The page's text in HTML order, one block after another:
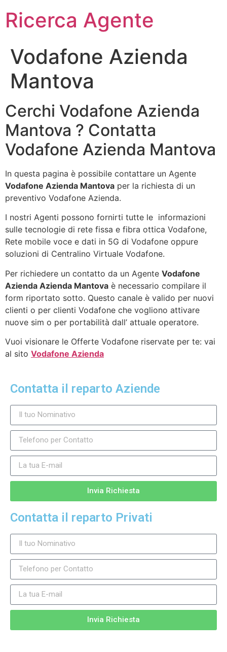
Ricerca Agente
Vodafone Azienda
Mantova
Cerchi Vodafone Azienda
Mantova ? Contatta
Vodafone Azienda Mantova
In questa pagina è possibile contattare un Agente
Vodafone Azienda Mantova per la richiesta di un
preventivo Vodafone Azienda.
I nostri Agenti possono fornirti tutte le informazioni
sulle tecnologie di rete fissa e fibra ottica Vodafone,
Rete mobile voce e dati in 5G di Vodafone oppure
soluzioni di Centralino Virtuale Vodafone.
Per richiedere un contatto da un Agente Vodafone
Azienda Azienda Mantova è necessario compilare il
form riportato sotto. Questo canale è valido per nuovi
clienti o per clienti Vodafone che vogliono attivare
nuove sim o per portabilità dall’ attuale operatore.
Vuoi visionare le Offerte Vodafone riservate per te: vai
al sito Vodafone Azienda
Contatta il reparto Aziende
Invia Richiesta
Contatta il reparto Privati
Invia Richiesta